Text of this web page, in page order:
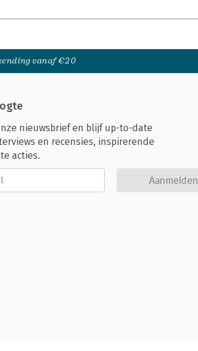
vanaf €20
nieuwsbrief en blijf up-to-date
en recensies, inspirerende
acties.
Aanmelden